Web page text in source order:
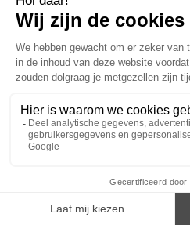
© 2024 Oenobiol Paris
evenwichtige voeding en een gezonde
overschrijden. Enkel voor volwassenen,